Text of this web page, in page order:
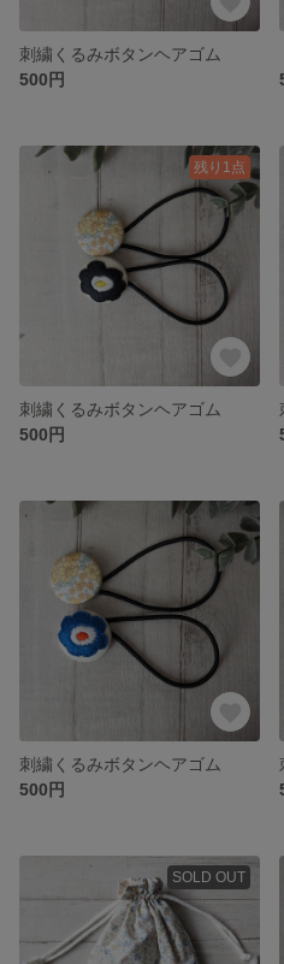
刺繍くるみボタンヘアゴム
500円
残り1点
刺繍くるみボタンヘアゴム
500円
刺繍くるみボタンヘアゴム
500円
SOLD OUT